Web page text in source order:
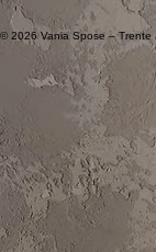
© 2026 Vania Spose – Trente